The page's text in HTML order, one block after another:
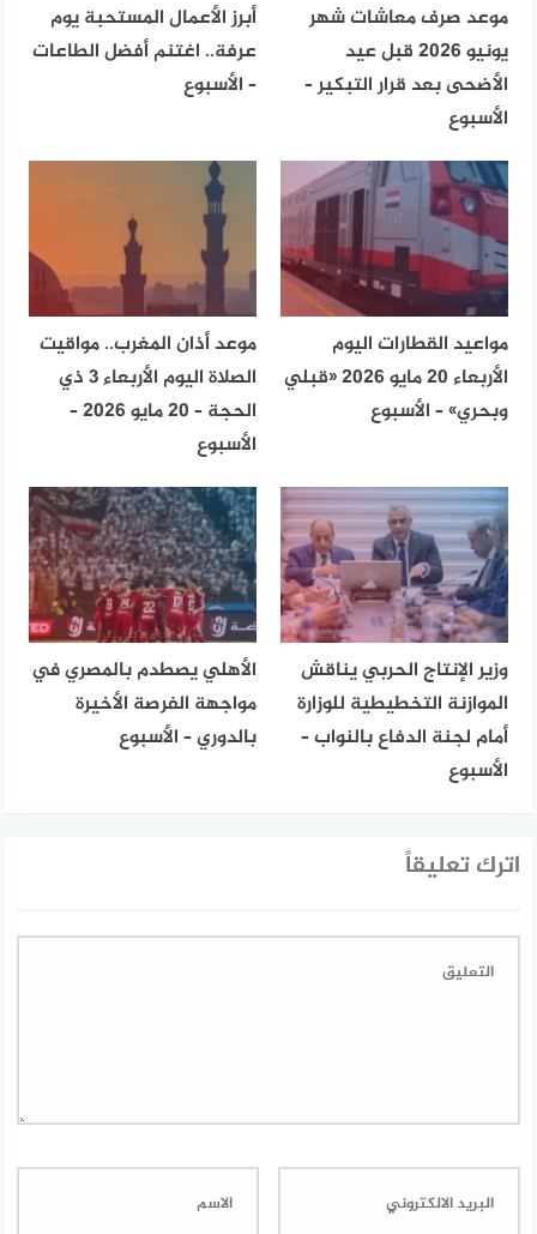
موعد صرف معاشات شهر
يونيو 2026 قبل عيد
الأضحى بعد قرار التبكير –
الأسبوع
أبرز الأعمال المستحبة يوم
عرفة.. اغتنم أفضل الطاعات
– الأسبوع
مواعيد القطارات اليوم
الأربعاء 20 مايو 2026 «قبلي
وبحري» – الأسبوع
موعد أذان المغرب.. مواقيت
الصلاة اليوم الأربعاء 3 ذي
الحجة – 20 مايو 2026 –
الأسبوع
وزير الإنتاج الحربي يناقش
الموازنة التخطيطية للوزارة
أمام لجنة الدفاع بالنواب –
الأسبوع
الأهلي يصطدم بالمصري في
مواجهة الفرصة الأخيرة
بالدوري – الأسبوع
اترك تعليقاً